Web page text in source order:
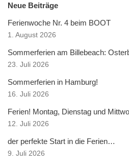
Neue Beiträge
Ferienwoche Nr. 4 beim BOOT
1. August 2026
Sommerferien am Billebeach:
23. Juli 2026
Sommerferien in Hamburg!
16. Juli 2026
Ferien! Montag, Dienstag und
12. Juli 2026
der perfekte Start in die Ferien…
9. Juli 2026